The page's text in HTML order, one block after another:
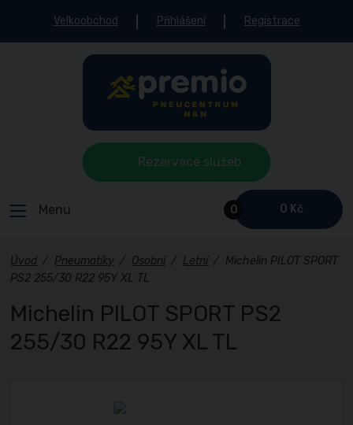
Velkoobchod Přihlášení Registrace
0 0 Kč
Menu
Rezervace služeb
Úvod / Pneumatiky / Osobní / Letní / Michelin PILOT SPORT
PS2 255/30 R22 95Y XL TL
Michelin PILOT SPORT PS2
255/30 R22 95Y XL TL